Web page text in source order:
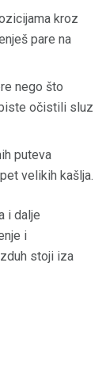
kroz
pare na
nego što
očistili sluz
puteva
velikih kašlja.
i dalje
i
stoji iza